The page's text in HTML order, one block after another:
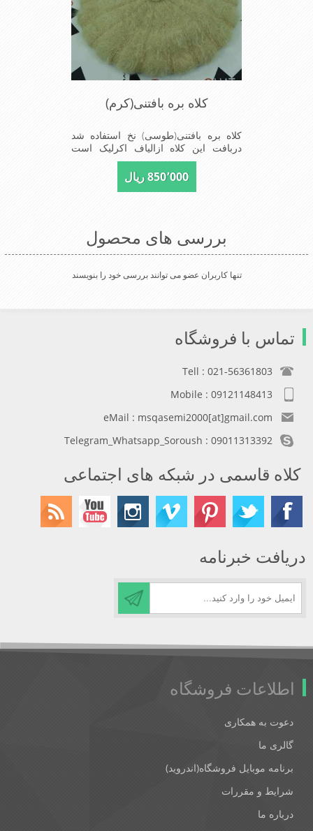
کلاه بره بافتنی(کرم)
کلاه بره بافتنی(طوسی) نخ استفاده شد
دربافت این کلاه ازالیاف اکرلیک است
وکلاه به خاطراستفاده از دو لایه بافت
ضخامت مناسبی درمقابل سرما را دارا
است شیک و مناسب افراد خوش پوش
850٬000 ریال
بررسی های محصول
تنها کاربران عضو می توانند بررسی خود را بنویسند
تماس با فروشگاه
Tell : 021-56361803
Mobile : 09121148413
eMail : msqasemi2000[at]gmail.com
Telegram_Whatsapp_Soroush : 09011313392
کلاه قاسمی در شبکه های اجتماعی
دریافت خبرنامه
اطلاعات فروشگاه
دعوت به همکاری
گالری ما
برنامه موبایل فروشگاه(اندروید)
شرایط و مقررات
درباره ما